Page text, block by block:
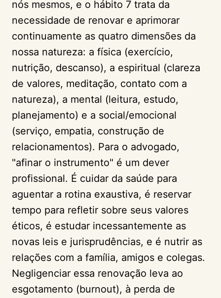
nós mesmos, e o hábito 7 trata da
necessidade de renovar e aprimorar
continuamente as quatro dimensões da
nossa natureza: a física (exercício,
nutrição, descanso), a espiritual (clareza
de valores, meditação, contato com a
natureza), a mental (leitura, estudo,
planejamento) e a social/emocional
(serviço, empatia, construção de
relacionamentos). Para o advogado,
"afinar o instrumento" é um dever
profissional. É cuidar da saúde para
aguentar a rotina exaustiva, é reservar
tempo para refletir sobre seus valores
éticos, é estudar incessantemente as
novas leis e jurisprudências, e é nutrir as
relações com a família, amigos e colegas.
Negligenciar essa renovação leva ao
esgotamento (burnout), à perda de